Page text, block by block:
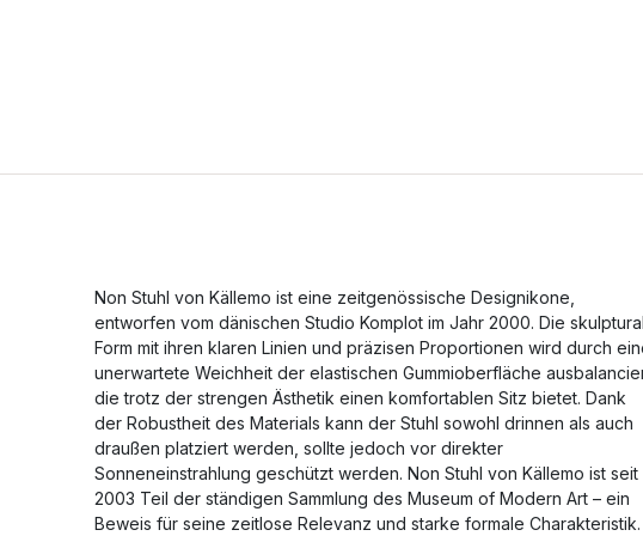
Non Stuhl von Källemo ist eine zeitgenössische Designikone,
entworfen vom dänischen Studio Komplot im Jahr 2000. Die
Form mit ihren klaren Linien und präzisen Proportionen wird durch
unerwartete Weichheit der elastischen Gummioberfläche
die trotz der strengen Ästhetik einen komfortablen Sitz bietet. Dank
der Robustheit des Materials kann der Stuhl sowohl drinnen als auch
draußen platziert werden, sollte jedoch vor direkter
Sonneneinstrahlung geschützt werden. Non Stuhl von Källemo ist seit
2003 Teil der ständigen Sammlung des Museum of Modern Art – ein
Beweis für seine zeitlose Relevanz und starke formale Charakteristik.